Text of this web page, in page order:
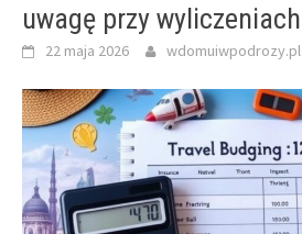
uwagę przy wyliczeniach
22 maja 2026 wdomuiwpodrozy.pl